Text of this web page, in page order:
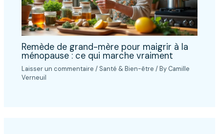
Remède de grand-mère pour maigrir à la
ménopause : ce qui marche vraiment
Laisser un commentaire / Santé & Bien-être / By Camille
Verneuil